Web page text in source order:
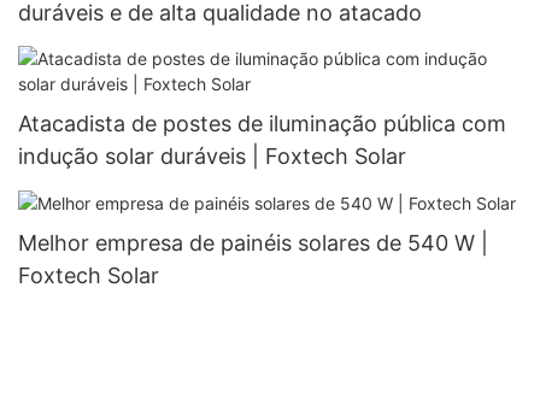
duráveis ​​e de alta qualidade no atacado
Atacadista de postes de iluminação pública com
indução solar duráveis ​​| Foxtech Solar
Melhor empresa de painéis solares de 540 W |
Foxtech Solar